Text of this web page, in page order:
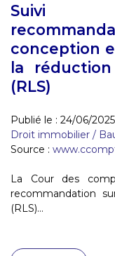
Suivi
conception
la
(RLS)
Publié le : 24/06/2025
Droit immobilier /
Source :
La Cour des
recommandation
(RLS)...